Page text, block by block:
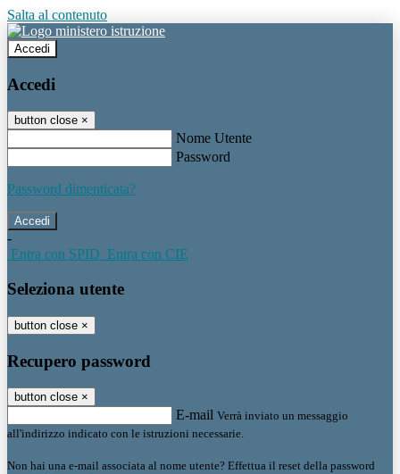
Salta al contenuto
Accedi
Accedi
button close ×
Nome Utente
Password
Password dimenticata?
-
Entra con SPID Entra con CIE
Seleziona utente
button close ×
Recupero password
button close ×
E-mail Verrà inviato un messaggio
all'indirizzo indicato con le istruzioni necessarie.
Non hai una e-mail associata al nome utente? Effettua il reset della password